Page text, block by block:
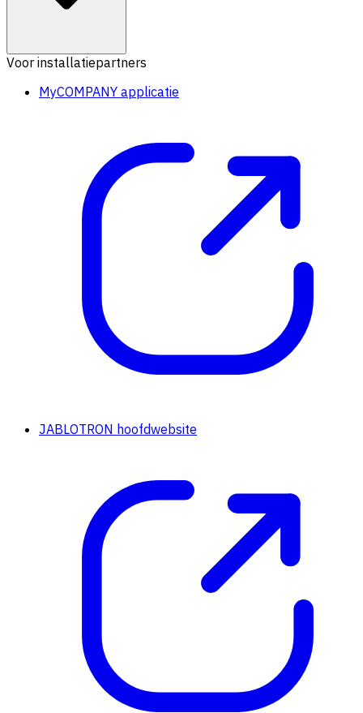
Voor installatiepartners
MyCOMPANY applicatie
JABLOTRON hoofdwebsite